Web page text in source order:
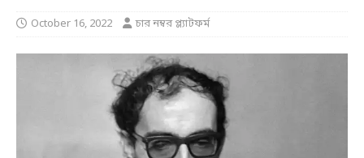
October 16, 2022 চার নম্বর প্ল্যাটফর্ম